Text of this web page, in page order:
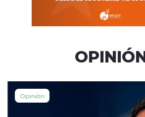
Opinión